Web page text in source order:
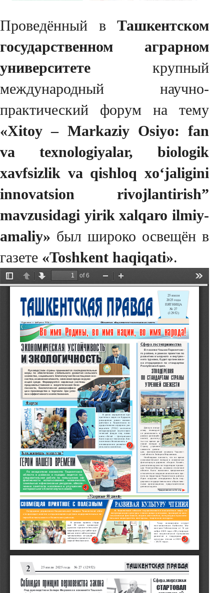
Проведённый в Ташкентском
государственном аграрном
университете крупный
международный научно-
практический форум на тему
«Xitoy – Markaziy Osiyo: fan
va texnologiyalar, biologik
xavfsizlik va qishloq xo‘jaligini
innovatsion rivojlantirish”
mavzusidagi yirik xalqaro ilmiy-
amaliy» был широко освещён в
газете «Toshkent haqiqati».